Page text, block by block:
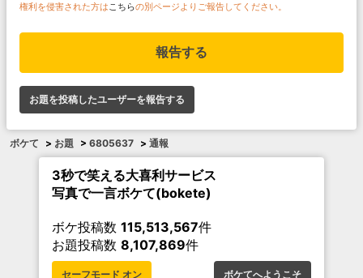
権利を侵害された方はこちらの別ページよりご報告してください。
報告する
お題を投稿したユーザーを報告する
ボケて > お題 > 6805637 > 通報
3秒で笑える大喜利サービス
写真で一言ボケて(bokete)
ボケ投稿数 115,513,567件
お題投稿数 8,107,869件
セーフモード オン ボケてへようこそ